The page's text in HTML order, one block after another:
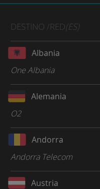
DESTINO /RED(ES)
Albania
One Albania
Alemania
O2
Andorra
Andorra Telecom
Austria